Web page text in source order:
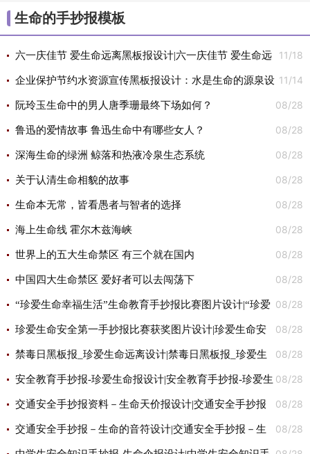
生命的手抄报模板
11/18
六一庆佳节 爱生命远离黑板报设计|六一庆佳节 爱生命远
离黑板报图片 11/14
企业保护节约水资源宣传黑板报设计：水是生命的源泉设
计|企业保护节约水资源宣传黑板报设计：水是生命的源泉图片
08/28
阮玲玉生命中的男人唐季珊最终下场如何？
08/28
鲁迅的爱情故事 鲁迅生命中有哪些女人？
08/28
深海生命的绿洲 鲸落和热液冷泉生态系统
08/28
关于认清生命相貌的故事
08/28
生命本无常，皆看愚者与智者的选择
08/28
海上生命线 霍尔木兹海峡
08/28
世界上的五大生命禁区 有三个就在国内
08/28
中国四大生命禁区 爱好者可以去闯荡下
08/28
“珍爱生命幸福生活”生命教育手抄报比赛图片设计|“珍爱
生命幸福生活”生命教育手抄报比赛图片 08/28
珍爱生命安全第一手抄报比赛获奖图片设计|珍爱生命安
全第一手抄报比赛获奖图片 08/28
禁毒日黑板报_珍爱生命远离设计|禁毒日黑板报_珍爱生
命远离图片 08/28
安全教育手抄报-珍爱生命报设计|安全教育手抄报-珍爱生
命报图片 08/28
交通安全手抄报资料－生命天价报设计|交通安全手抄报
资料－生命天价报图片 08/28
交通安全手抄报－生命的音符设计|交通安全手抄报－生